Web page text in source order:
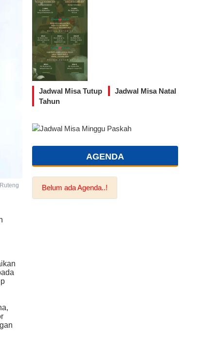
Jadwal Misa Tutup
Tahun
Jadwal Misa Natal
AGENDA
Belum ada Agenda..!